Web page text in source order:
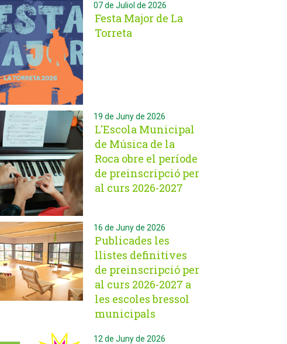
07 de Juliol de 2026
Festa Major de La
Torreta
19 de Juny de 2026
L'Escola Municipal
de Música de la
Roca obre el període
de preinscripció per
al curs 2026-2027
16 de Juny de 2026
Publicades les
llistes definitives
de preinscripció per
al curs 2026-2027 a
les escoles bressol
municipals
12 de Juny de 2026